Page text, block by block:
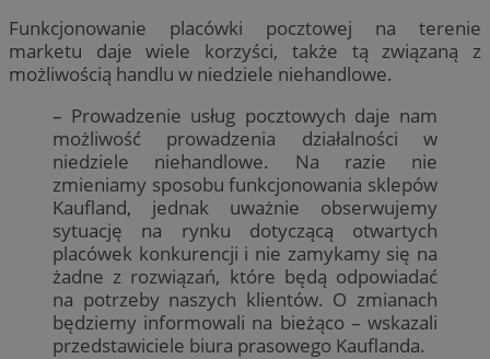
Funkcjonowanie placówki pocztowej na terenie
marketu daje wiele korzyści, także tą związaną z
możliwością handlu w niedziele niehandlowe.
– Prowadzenie usług pocztowych daje nam
możliwość prowadzenia działalności w
niedziele niehandlowe. Na razie nie
zmieniamy sposobu funkcjonowania sklepów
Kaufland, jednak uważnie obserwujemy
sytuację na rynku dotyczącą otwartych
placówek konkurencji i nie zamykamy się na
żadne z rozwiązań, które będą odpowiadać
na potrzeby naszych klientów. O zmianach
będziemy informowali na bieżąco – wskazali
przedstawiciele biura prasowego Kauflanda.